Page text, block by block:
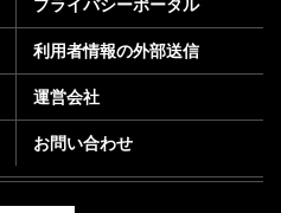
プライバシーポータル
利用者情報の外部送信
運営会社
お問い合わせ